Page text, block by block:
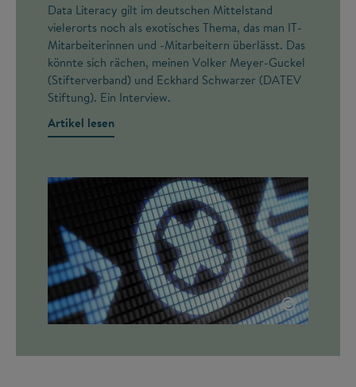
Data Literacy gilt im deutschen Mittelstand
vielerorts noch als exotisches Thema, das man IT-
Mitarbeiterinnen und -Mitarbeitern überlässt. Das
könnte sich rächen, meinen Volker Meyer-Guckel
(Stifterverband) und Eckhard Schwarzer (DATEV
Stiftung). Ein Interview.
Artikel lesen
©